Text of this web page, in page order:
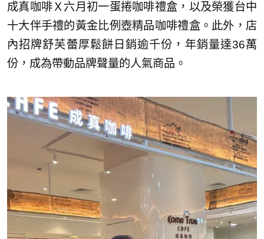
成真咖啡Ｘ六月初一蛋捲咖啡禮盒，以及榮獲台中
十大伴手禮的黃金比例壺精品咖啡禮盒。此外，店
內招牌舒芙蕾厚鬆餅日銷逾千份，年銷量達36萬
份，成為帶動品牌聲量的人氣商品。